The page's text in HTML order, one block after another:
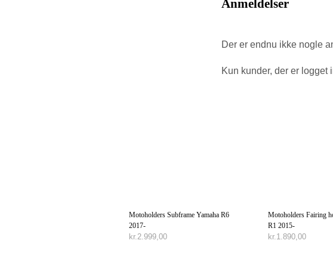
Anmeldelser
Der er endnu ikke nogle
Kun kunder, der er
Motoholders Subframe Yamaha R6
2017-
kr.2.999,00
Motoholders Fairing
R1 2015-
kr.1.890,00